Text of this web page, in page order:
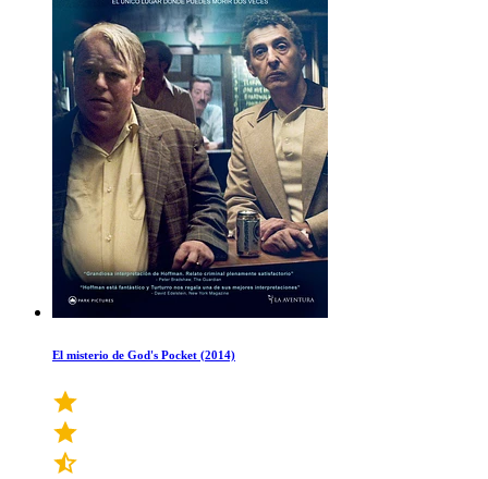
El misterio de God's Pocket (2014)